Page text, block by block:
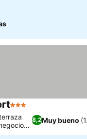
3 Estrellas
8,2Muy bueno